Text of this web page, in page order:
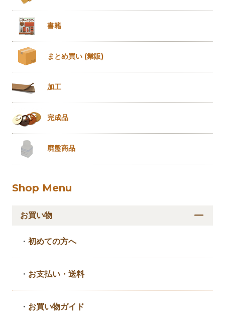
書籍
まとめ買い (業販)
加工
完成品
廃盤商品
Shop Menu
お買い物
・初めての方へ
・ お支払い・送料
・ お買い物ガイド